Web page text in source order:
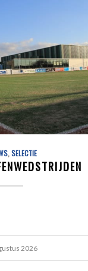
,SELECTIE
2026